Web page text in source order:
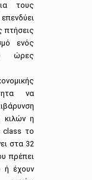
τους
πτήσεις
ενός
ώρες
να
η
class το
στα 32
πρέπει
ή έχουν